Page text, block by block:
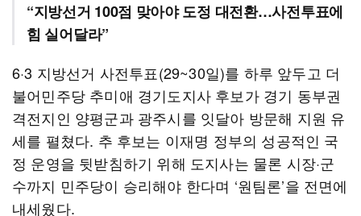
“지방선거 100점 맞아야 도정 대전환…사전투표에
힘 실어달라”
6·3 지방선거 사전투표(29~30일)를 하루 앞두고 더
불어민주당 추미애 경기도지사 후보가 경기 동부권
격전지인 양평군과 광주시를 잇달아 방문해 지원 유
세를 펼쳤다. 추 후보는 이재명 정부의 성공적인 국
정 운영을 뒷받침하기 위해 도지사는 물론 시장·군
수까지 민주당이 승리해야 한다며 ‘원팀론’을 전면에
내세웠다.